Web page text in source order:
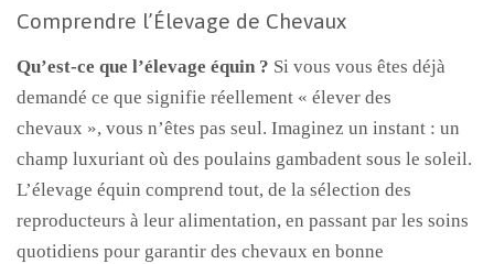
Comprendre l’Élevage de Chevaux
Qu’est-ce que l’élevage équin ? Si vous vous êtes déjà
demandé ce que signifie réellement « élever des
chevaux », vous n’êtes pas seul. Imaginez un instant : un
champ luxuriant où des poulains gambadent sous le soleil.
L’élevage équin comprend tout, de la sélection des
reproducteurs à leur alimentation, en passant par les soins
quotidiens pour garantir des chevaux en bonne